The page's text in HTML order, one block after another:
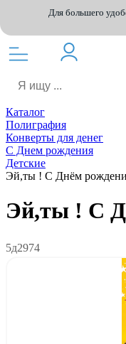
Для большего
Каталог
Полиграфия
Конверты для денег
С Днем рождения
Детские
Эй,ты ! С Днём
Эй,ты ! С
5д2974